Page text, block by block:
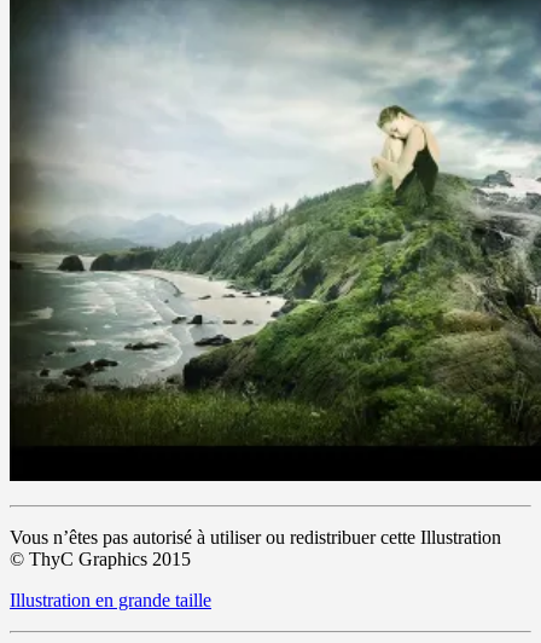
Vous n’êtes pas autorisé à utiliser ou redistribuer cette Illustration
© ThyC Graphics 2015
Illustration en grande taille